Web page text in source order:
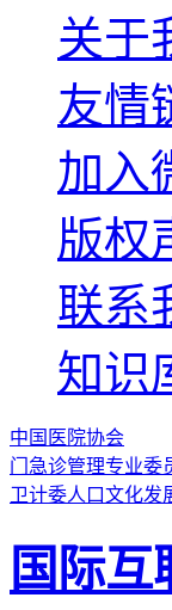
关于
友情
加入
版权
联系
知识
中国医院协会
门急诊管理专业委
卫计委人口文化发
国际